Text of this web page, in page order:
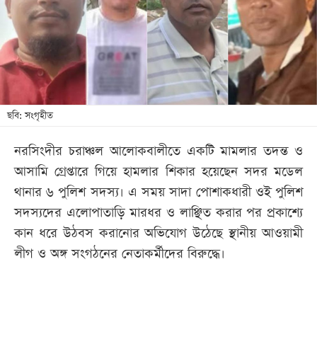
খেলা
বিনোদন
লাইফ
স্টাইল
শিক্ষা
সব
বিভাগ
ছবি: সংগৃহীত
নরসিংদীর চরাঞ্চল আলোকবালীতে একটি মামলার তদন্ত ও
আসামি গ্রেপ্তারে গিয়ে হামলার শিকার হয়েছেন সদর মডেল
থানার ৬ পুলিশ সদস্য। এ সময় সাদা পোশাকধারী ওই পুলিশ
সদস্যদের এলোপাতাড়ি মারধর ও লাঞ্ছিত করার পর প্রকাশ্যে
কান ধরে উঠবস করানোর অভিযোগ উঠেছে স্থানীয় আওয়ামী
লীগ ও অঙ্গ সংগঠনের নেতাকর্মীদের বিরুদ্ধে।